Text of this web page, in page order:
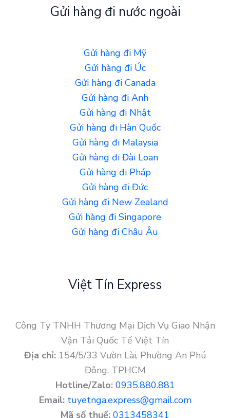
Gửi hàng đi nước ngoài
Gửi hàng đi Mỹ
Gửi hàng đi Úc
Gửi hàng đi Canada
Gửi hàng đi Anh
Gửi hàng đi Nhật
Gửi hàng đi Hàn Quốc
Gửi hàng đi Malaysia
Gửi hàng đi Đài Loan
Gửi hàng đi Pháp
Gửi hàng đi Đức
Gửi hàng đi New Zealand
Gửi hàng đi Singapore
Gửi hàng đi Châu Âu
Việt Tín Express
Công Ty TNHH Thương Mại Dịch Vụ Giao Nhận
Vận Tải Quốc Tế Việt Tín
Địa chỉ:154/5/33 Vườn Lài, Phường An Phú
Đông, TPHCM
Hotline/Zalo: 0935.880.881
Email: tuyetnga.express@gmail.com
Mã số thuế: 0313458341